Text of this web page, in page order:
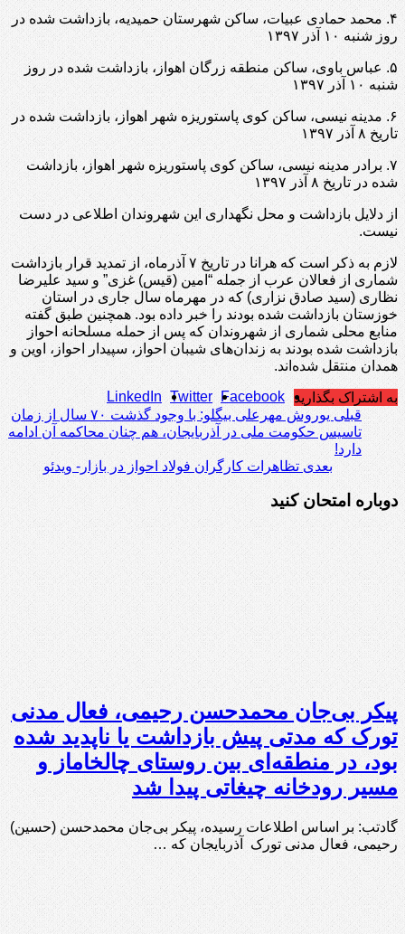
۴. محمد حمادی عبیات، ساکن شهرستان حمیدیه، بازداشت شده در
روز شنبه ۱۰ آذر ۱۳۹۷
۵. عباس باوی، ساکن منطقه زرگان اهواز، بازداشت شده در روز
شنبه ۱۰ آذر ۱۳۹۷
۶. مدینه نیسی، ساکن کوی پاستوریزه شهر اهواز، بازداشت شده در
تاریخ ۸ آذر ۱۳۹۷
۷. برادر مدینه نیسی، ساکن کوی پاستوریزه شهر اهواز، بازداشت
شده در تاریخ ۸ آذر ۱۳۹۷
از دلایل بازداشت و محل نگهداری این شهروندان اطلاعی در دست
نیست.
لازم به ذکر است که هرانا در تاریخ ۷ آذرماه، از تمدید قرار بازداشت
شماری از فعالان عرب از جمله “امین (قیس) غزی” و سید علیرضا
نظاری (سید صادق نزاری) که در مهرماه سال جاری در استان
خوزستان بازداشت شده بودند را خبر داده بود. همچنین طبق گفته
منابع محلی شماری از شهروندان که پس از حمله مسلحانه احواز
بازداشت شده بودند به زندان‌های شیبان احواز، سپیدار احواز، اوین و
همدان منتقل شده‌اند.
به اشتراک بگذارید Facebook
Twitter
LinkedIn
قبلی
یوروش مهرعلی بیگلو: با وجود گذشت ۷۰ سال از زمان
تاسیس حکومت ملی در آذربایجان، هم چنان محاکمه آن ادامه
دارد!
بعدی تظاهرات کارگران فولاد احواز در بازار- ویدئو
دوباره امتحان کنید
پیکر بی‌جان محمدحسن رحیمی، فعال مدنی
تورک که مدتی پیش بازداشت یا ناپدید شده
بود، در منطقه‌ای بین روستای چالخاماز و
مسیر رودخانه چیغاتی پیدا شد
گادتب: بر اساس اطلاعات رسیده، پیکر بی‌جان محمدحسن (حسین)
رحیمی، فعال مدنی تورک آذربایجان که …